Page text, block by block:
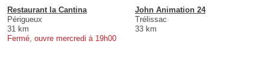
Restaurant la Cantina
Périgueux
31 km
Fermé, ouvre mercredi à 19h00
John Animation 24
Trélissac
33 km